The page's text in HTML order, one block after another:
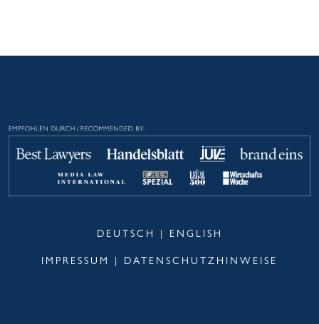
DEUTSCH | ENGLISH
IMPRESSUM | DATENSCHUTZHINWEISE